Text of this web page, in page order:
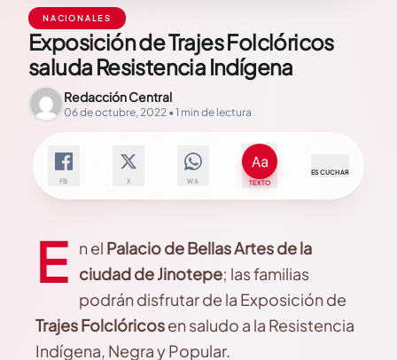
NACIONALES
Exposición de Trajes Folclóricos
saluda Resistencia Indígena
Redacción Central
06 de octubre, 2022 • 1 min de lectura
FB X WA TEXTO
ESCUCHAR
E n el Palacio de Bellas Artes de la
ciudad de Jinotepe; las familias
podrán disfrutar de la Exposición de
Trajes Folclóricosen saludo a la Resistencia
Indígena, Negra y Popular.